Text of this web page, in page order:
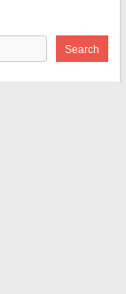
Search